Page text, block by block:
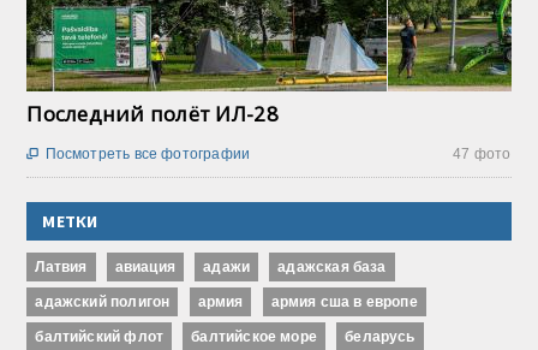
Последний полёт ИЛ-28
47 фото
 Посмотреть все фотографии
МЕТКИ
Латвия авиация адажи адажская база
адажский полигон армия армия сша в европе
балтийский флот балтийское море беларусь